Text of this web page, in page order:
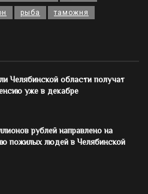
рыба таможня
Челябинской области получат
уже в декабре
рублей направлено на
пожилых людей в Челябинской